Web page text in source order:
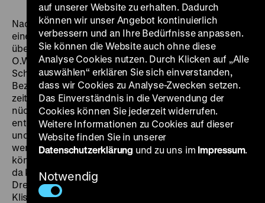
Nach dem Scheitern einiger Wunschprojekte wie etwa
einer Verfilmung von Thomas MannsDer Zauberberg
übernahm Siodmak die Regie dieses Star-Vehikels für
O.W. Fischer. Geschildert werden der Aufstieg eines
Schauspielerehepaars und das Zerbrechen ihrer
Beziehung an Erfolg, Eifersucht und Alkohol. Die
zeitgenössische Kritik reagierte zwiegespalten: „Der
nüchterne Beobachter wird fotografische Reize
entdecken, schauspielerische Feinheiten aufspüren (…)
und wird vielleicht an der routinierten Arbeit Siodmaks
wenig nörgeln können. Und wird doch nicht umhin
können, (…) am Zuckerguss zu kratzen – und siehe da:
da kommt ein spannungsloses, unwahrscheinliches
Drehbuch zum Vorschein, das mit bewährten
Klischees arbeitet, in Gefühlen schwelgt, Stimmungen
auf unserer Website zu erhalten. Dadurch
können wir unser Angebot kontinuierlich
verbessern und an Ihre Bedürfnisse anpassen.
Sie können die Website auch ohne diese
Analyse Cookies nutzen. Durch Klicken auf „Alle
auswählen“ erklären Sie sich einverstanden,
dass wir Cookies zu Analyse-Zwecken setzen.
Das Einverständnis in die Verwendung der
Cookies können Sie jederzeit widerrufen.
Weitere Informationen zu Cookies auf dieser
Website finden Sie in unserer
Datenschutzerklärung und zu uns im Impressum.
Notwendig